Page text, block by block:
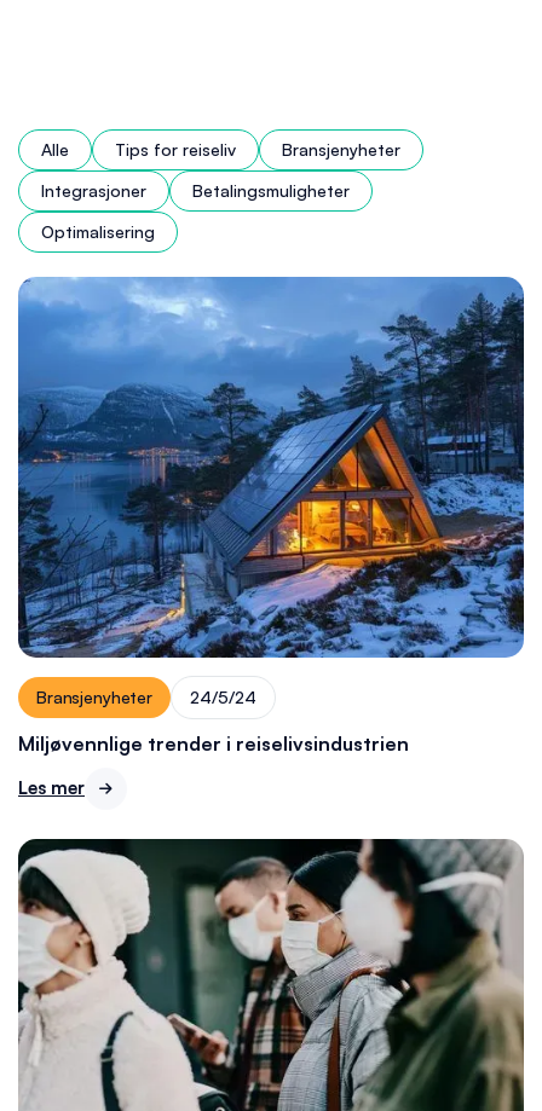
Alle Tips for reiseliv
Bransjenyheter
Integrasjoner
Betalingsmuligheter
Optimalisering
Bransjenyheter 24/5/24
Miljøvennlige trender i reiselivsindustrien
Les mer 